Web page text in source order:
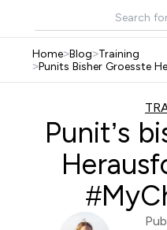
Home>Blog>Training
>Punits Bisher Groesste
Punit’s